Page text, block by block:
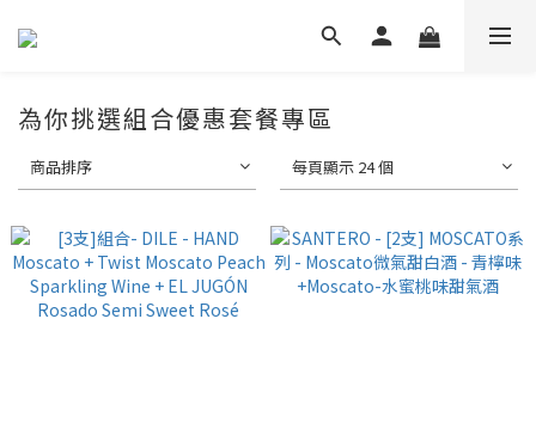
為你挑選組合優惠套餐專區
商品排序 每頁顯示 24 個